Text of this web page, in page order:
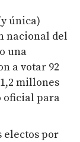
única)
nacional del
una
a votar 92
millones
oficial para
electos por